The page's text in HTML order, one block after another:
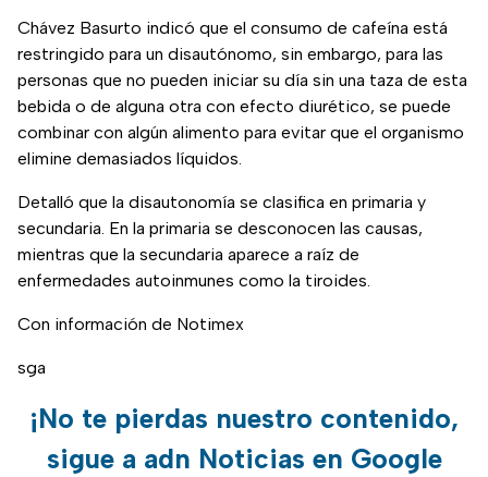
Chávez Basurto indicó que el consumo de cafeína está
restringido para un disautónomo, sin embargo, para las
personas que no pueden iniciar su día sin una taza de esta
bebida o de alguna otra con efecto diurético, se puede
combinar con algún alimento para evitar que el organismo
elimine demasiados líquidos.
Detalló que la disautonomía se clasifica en primaria y
secundaria. En la primaria se desconocen las causas,
mientras que la secundaria aparece a raíz de
enfermedades autoinmunes como la tiroides.
Con información de Notimex
sga
¡No te pierdas nuestro contenido,
sigue a adn Noticias en Google